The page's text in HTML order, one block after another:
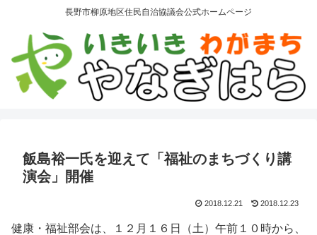
長野市柳原地区住民自治協議会公式ホームページ
飯島裕一氏を迎えて「福祉のまちづくり講
演会」開催
2018.12.21 2018.12.23
健康・福祉部会は、１２月１６日（土）午前１０時から、